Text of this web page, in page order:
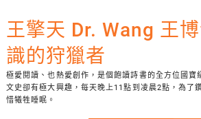
to
content
王擎天 Dr. Wang 王
識的狩獵者
極愛閱讀、也熱愛創作，是個飽讀詩書的全方位國寶
文史卻有極大興趣，每天晚上11點到凌晨2點，為了
惜犧牲睡眠。